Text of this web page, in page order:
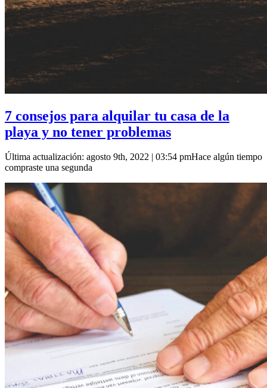
7 consejos para alquilar tu casa de la
playa y no tener problemas
Última actualización: agosto 9th, 2022 | 03:54 pmHace algún tiempo
compraste una segunda